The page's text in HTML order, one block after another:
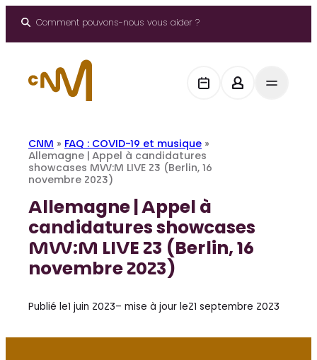
Comment pouvons-nous vous aider ?
CNM » FAQ : COVID-19 et musique »
Allemagne | Appel à candidatures
showcases MW:M LIVE 23 (Berlin, 16
novembre 2023)
Allemagne | Appel à
candidatures showcases
MW:M LIVE 23 (Berlin, 16
novembre 2023)
Publié le1 juin 2023– mise à jour le21 septembre 2023